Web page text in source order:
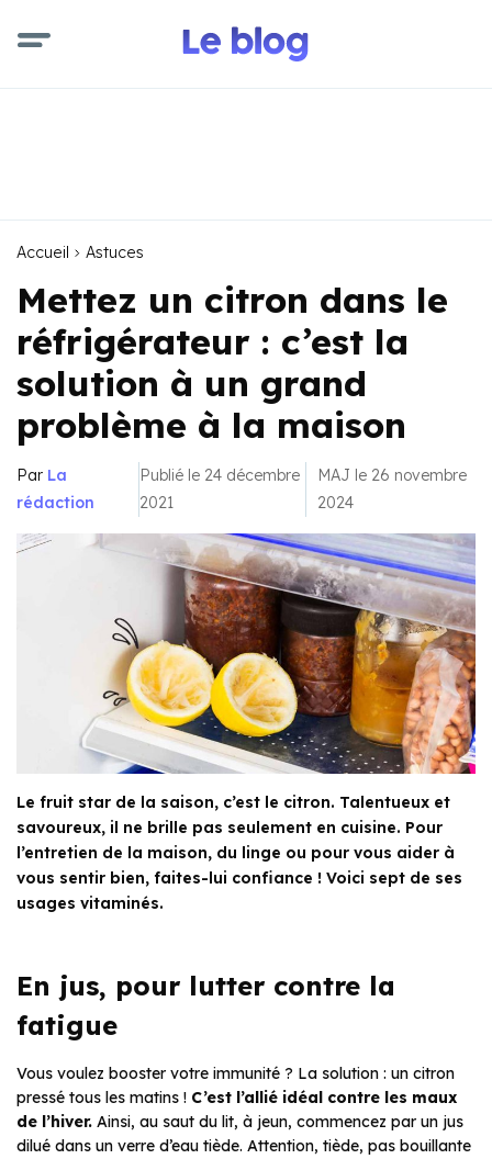
Accueil Astuces
Mettez un citron dans le
réfrigérateur : c’est la
solution à un grand
problème à la maison
Par La
rédaction
Publié le 24 décembre
2021
MAJ le 26 novembre
2024
Le fruit star de la saison, c’est le citron. Talentueux et
savoureux, il ne brille pas seulement en cuisine. Pour
l’entretien de la maison, du linge ou pour vous aider à
vous sentir bien, faites-lui confiance ! Voici sept de ses
usages vitaminés.
En jus, pour lutter contre la
fatigue
Vous voulez booster votre immunité ? La solution : un citron
pressé tous les matins ! C’est l’allié idéal contre les maux
de l’hiver. Ainsi, au saut du lit, à jeun, commencez par un jus
dilué dans un verre d’eau tiède. Attention, tiède, pas bouillante